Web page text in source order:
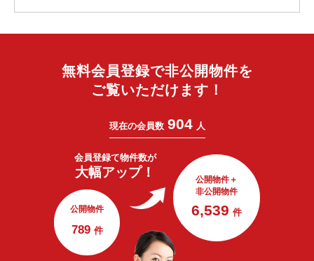
無料会員登録で非公開物件を
ご覧いただけます！
現在の会員数 904 人
会員登録で物件数が
大幅アップ！
公開物件
789 件
公開物件＋
非公開物件
6,539 件